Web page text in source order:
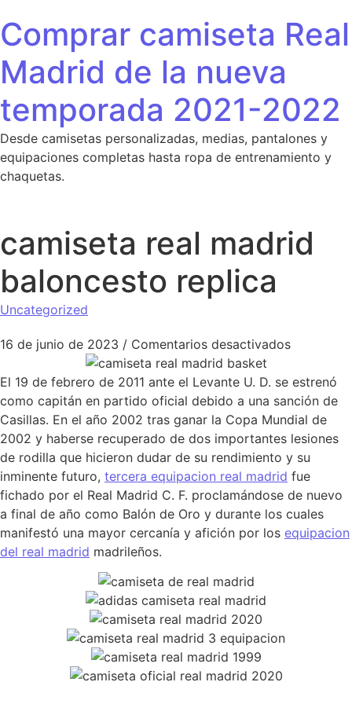
Comprar camiseta Real
Madrid de la nueva
temporada 2021-2022
Desde camisetas personalizadas, medias, pantalones y
equipaciones completas hasta ropa de entrenamiento y
chaquetas.
camiseta real madrid
baloncesto replica
Uncategorized
16 de junio de 2023 / Comentarios desactivadosen
El 19 de febrero de 2011 ante el Levante U. D. se estrenó
como capitán en partido oficial debido a una sanción de
Casillas. En el año 2002 tras ganar la Copa Mundial de
2002 y haberse recuperado de dos importantes lesiones
de rodilla que hicieron dudar de su rendimiento y su
inminente futuro, tercera equipacion real madrid fue
fichado por el Real Madrid C. F. proclamándose de nuevo
a final de año como Balón de Oro y durante los cuales
manifestó una mayor cercanía y afición por los equipacion
del real madrid madrileños.